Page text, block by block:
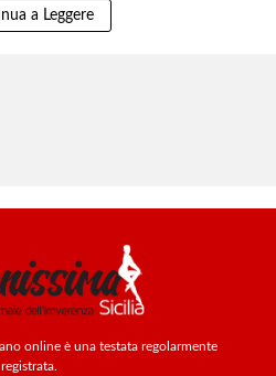
a Leggere
online è una testata regolarmente
registrata.